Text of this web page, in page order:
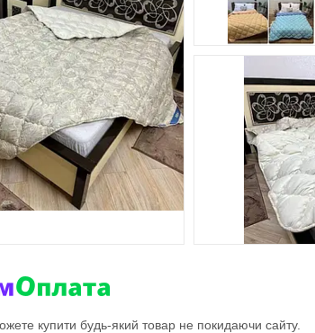
купити будь-який товар не покидаючи сайту.